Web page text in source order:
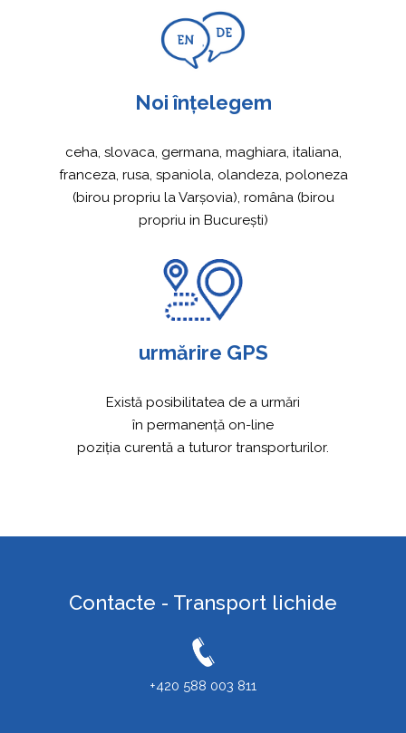
Noi înțelegem
ceha, slovaca, germana, maghiara, italiana,
franceza, rusa, spaniola, olandeza, poloneza
(birou propriu la Varșovia), româna (birou
propriu in București)
urmărire GPS
Există posibilitatea de a urmări
în permanență on-line
poziția curentă a tuturor transporturilor.
Contacte - Transport lichide
+420 588 003 811